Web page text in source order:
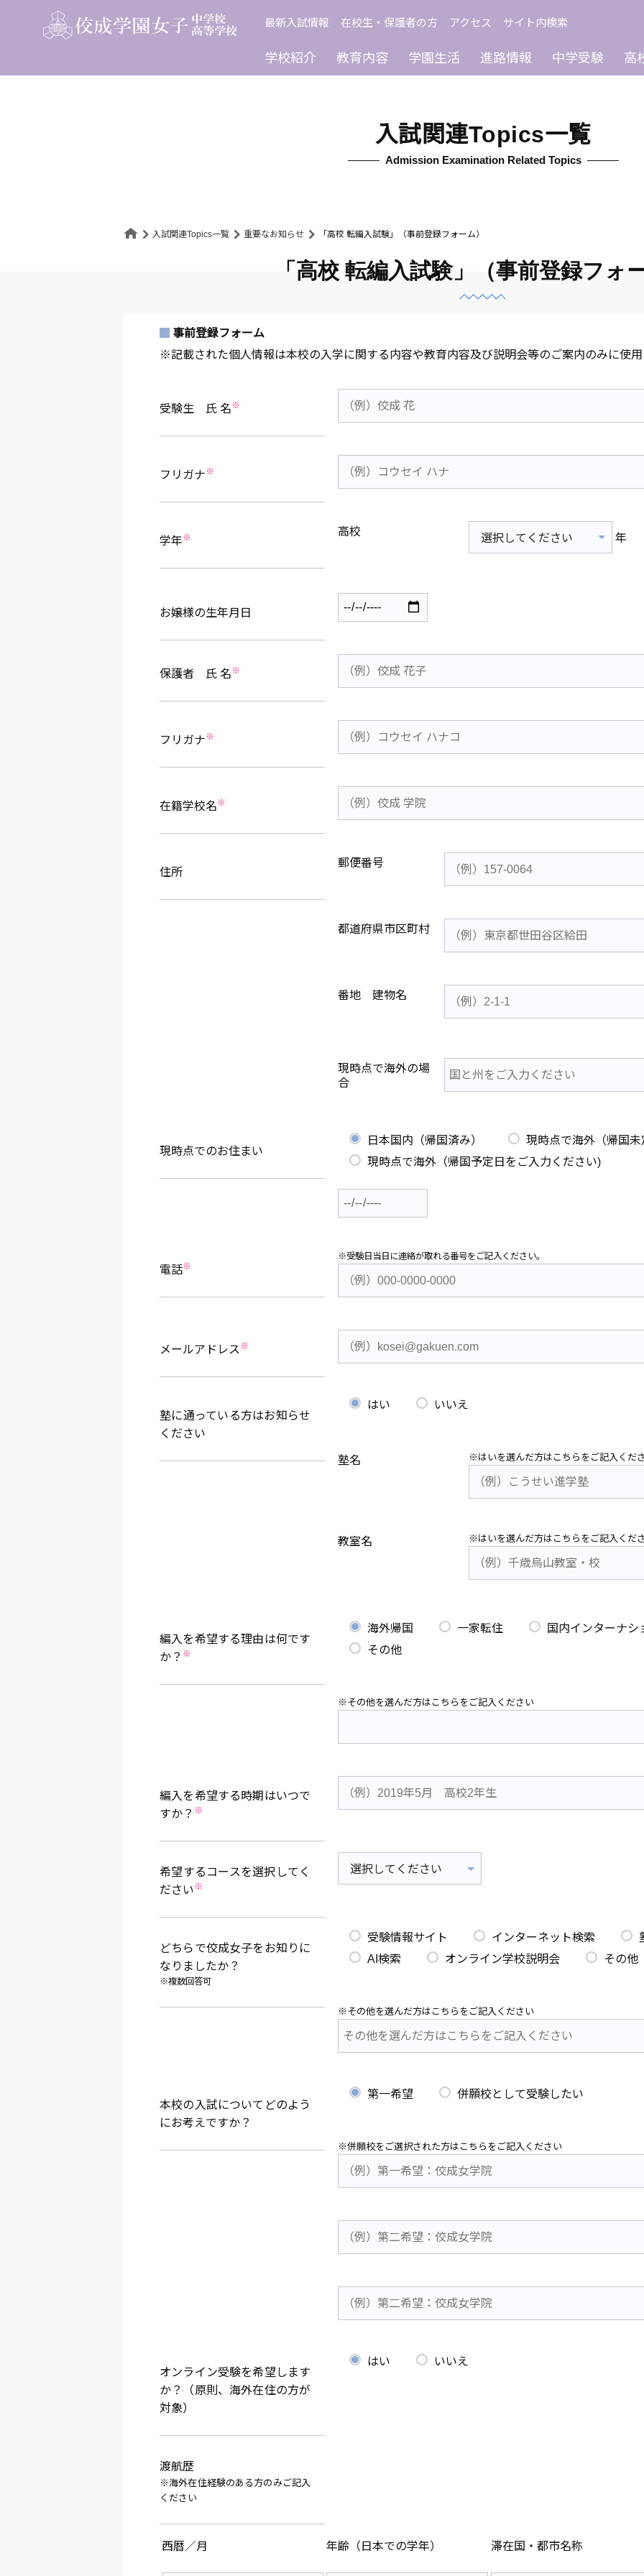
最新入試情報 在校生・保護者の方 アクセス サイト内検索
学校紹介 教育内容 学園生活 進路情報 中学受験 高
入試関連Topics一覧
Admission Examination Related Topics
入試関連Topics一覧 重要なお知らせ 「高校 転編入試験」（事前登録フォーム）
「高校 転編入試験」（事前登録フォ
事前登録フォーム
※記載された個人情報は本校の入学に関する内容や教育内容及び説明会等のご案内のみに使
受験生 氏 名※
フリガナ※
学年※ 高校
年
お嬢様の生年月日
保護者 氏 名※
フリガナ※
在籍学校名※
住所
郵便番号
都道府県市区町村
番地 建物名
現時点で海外の場
合
現時点でのお住まい
日本国内（帰国済み）
現時点で海外（帰国未
現時点で海外（帰国予定日をご入力ください)
電話※
※受験日当日に連絡が取れる番号をご記入ください。
メールアドレス ※
塾に通っている方はお知らせ
ください
はい いいえ
塾名 ※はいを選んだ方はこちらをご記入くだ
教室名 ※はいを選んだ方はこちらをご記入くだ
編入を希望する理由は何です
か？ ※
海外帰国 一家転住
国内インターナ
その他
※その他を選んだ方はこちらをご記入ください
編入を希望する時期はいつで
すか？ ※
希望するコースを選択してく
ださい※
どちらで佼成女子をお知りに
なりましたか？
※複数回答可
受験情報サイト インターネット検索
AI検索
オンライン学校説明会 その他
※その他を選んだ方はこちらをご記入ください
本校の入試についてどのよう
にお考えですか？
第一希望 併願校として受験したい
※併願校をご選択された方はこちらをご記入ください
オンライン受験を希望します
か？（原則、海外在住の方が
対象）
はい いいえ
渡航歴
※海外在住経験のある方のみご記入
ください
西暦／月 年齢（日本での学年） 滞在国・都市名称